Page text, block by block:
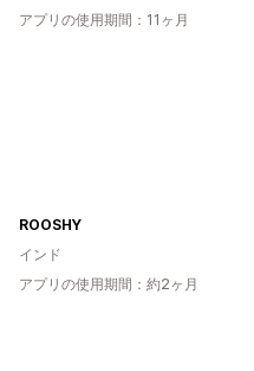
アプリの使用期間：11ヶ月
ROOSHY
インド
アプリの使用期間：約2ヶ月